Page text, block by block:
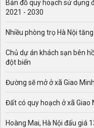
Bản đồ quy hoạch sử dụng
2021 - 2030
Nhiều phòng trọ Hà Nội
Chủ dự án khách sạn bên
đột biến
Đường sẽ mở ở xã Giao
Đất có quy hoạch ở xã Giao
Hoàng Mai, Hà Nội đấu giá